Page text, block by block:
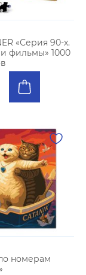
«Серия 90-х.
фильмы» 1000
номерам